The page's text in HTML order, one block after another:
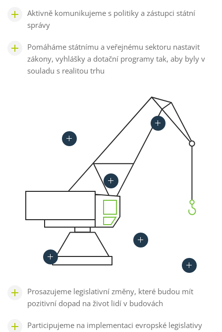
Aktivně komunikujeme s politiky a zástupci státní
správy
Pomáháme státnímu a veřejnému sektoru nastavit
zákony, vyhlášky a dotační programy tak, aby byly v
souladu s realitou trhu
Prosazujeme legislativní změny, které budou mít
pozitivní dopad na život lidí v budovách
Participujeme na implementaci evropské legislativy